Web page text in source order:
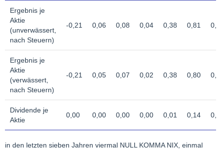
Ergebnis je
Aktie
(unverwässert,
nach Steuern)
-0,21 0,06 0,08 0,04 0,38 0,81
Ergebnis je
Aktie
(verwässert,
nach Steuern)
-0,21 0,05 0,07 0,02 0,38 0,80
Dividende je
Aktie
0,00 0,00 0,00 0,00 0,01 0,14
in den letzten sieben Jahren viermal NULL KOMMA NIX, einmal